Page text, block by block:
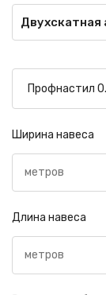
Двухскатная
Ширина навеса
Длина навеса